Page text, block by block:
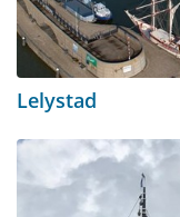
Lelystad